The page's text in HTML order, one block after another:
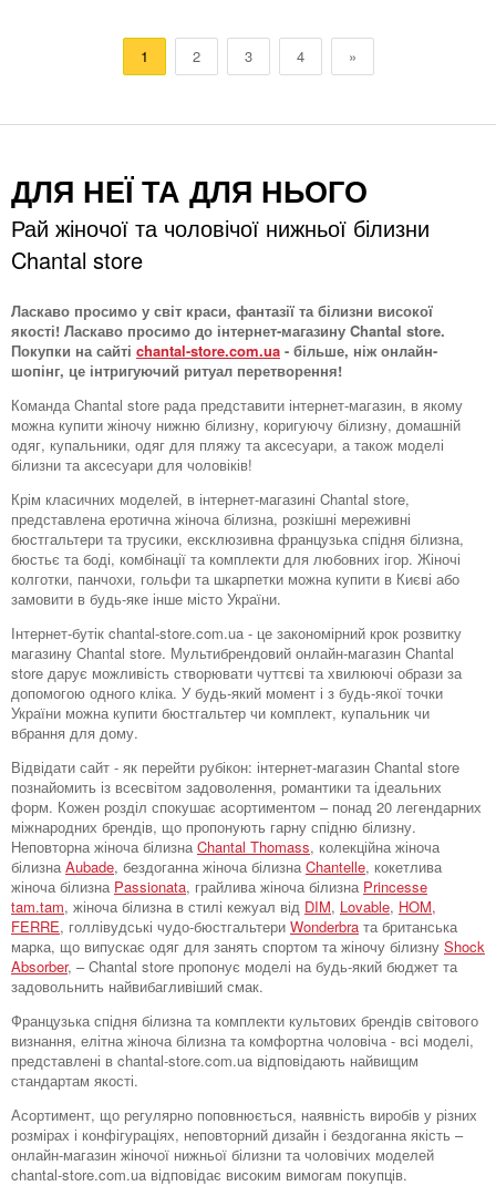
1 2 3 4 »
ДЛЯ НЕЇ ТА ДЛЯ НЬОГО
Рай жіночої та чоловічої нижньої білизни
Chantal store
Ласкаво просимо у світ краси, фантазії та білизни високої
якості! Ласкаво просимо до інтернет-магазину Chantal store.
Покупки на сайті chantal-store.com.ua - більше, ніж онлайн-
шопінг, це інтригуючий ритуал перетворення!
Команда Chantal store рада представити інтернет-магазин, в якому
можна купити жіночу нижню білизну, коригуючу білизну, домашній
одяг, купальники, одяг для пляжу та аксесуари, а також моделі
білизни та аксесуари для чоловіків!
Крім класичних моделей, в інтернет-магазині Chantal store,
представлена ​​еротична жіноча білизна, розкішні мереживні
бюстгальтери та трусики, ексклюзивна французька спідня білизна,
бюстьє та боді, комбінації та комплекти для любовних ігор. Жіночі
колготки, панчохи, гольфи та шкарпетки можна купити в Києві або
замовити в будь-яке інше місто України.
Інтернет-бутік chantal-store.com.ua - це закономірний крок розвитку
магазину Chantal store. Мультибрендовий онлайн-магазин Chantal
store дарує можливість створювати чуттєві та хвилюючі образи за
допомогою одного кліка. У будь-який момент і з будь-якої точки
України можна купити бюстгальтер чи комплект, купальник чи
вбрання для дому.
Відвідати сайт - як перейти рубікон: інтернет-магазин Chantal store
познайомить із всесвітом задоволення, романтики та ідеальних
форм. Кожен розділ спокушає асортиментом – понад 20 легендарних
міжнародних брендів, що пропонують гарну спідню білизну.
Неповторна жіноча білизна Chantal Thomass, колекційна жіноча
білизна Aubade, бездоганна жіноча білизна Chantelle, кокетлива
жіноча білизна Passionata, грайлива жіноча білизна Princesse
tam.tam, жіноча білизна в стилі кежуал від DIM, Lovable, HOM,
FERRE, голлівудські чудо-бюстгальтери Wonderbra та британська
марка, що випускає одяг для занять спортом та жіночу білизну Shock
Absorber, – Chantal store пропонує моделі на будь-який бюджет та
задовольнить найвибагливіший смак.
Французька спідня білизна та комплекти культових брендів світового
визнання, елітна жіноча білизна та комфортна чоловіча - всі моделі,
представлені в chantal-store.com.ua відповідають найвищим
стандартам якості.
Асортимент, що регулярно поповнюється, наявність виробів у різних
розмірах і конфігураціях, неповторний дизайн і бездоганна якість –
онлайн-магазин жіночої нижньої білизни та чоловічих моделей
chantal-store.com.ua відповідає високим вимогам покупців.